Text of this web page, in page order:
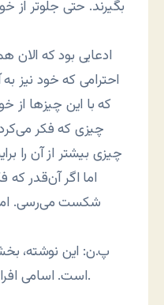
بگیرند. حتی جلوتر
ادعایی بود که الان
احترامی که خود نیز
که با این چیزها از
چیزی که فکر
چیزی بیشتر از آن را
اما اگر آن‌قدر که
شکست می‌رسی.
پ.ن: این نوشته،
است. اسامی افراد و اماکن تماماً تخیلی هستند.